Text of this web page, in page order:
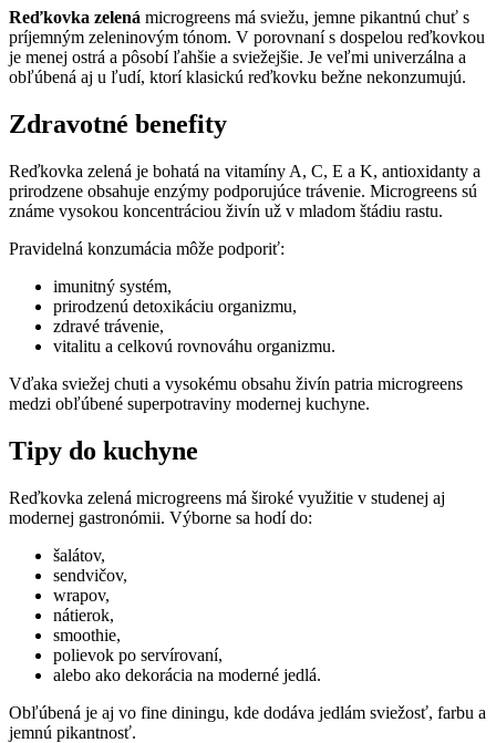
Reďkovka zelená microgreens má sviežu, jemne pikantnú chuť s
príjemným zeleninovým tónom. V porovnaní s dospelou reďkovkou
je menej ostrá a pôsobí ľahšie a sviežejšie. Je veľmi univerzálna a
obľúbená aj u ľudí, ktorí klasickú reďkovku bežne nekonzumujú.
Zdravotné benefity
Reďkovka zelená je bohatá na vitamíny A, C, E a K, antioxidanty a
prirodzene obsahuje enzýmy podporujúce trávenie. Microgreens sú
známe vysokou koncentráciou živín už v mladom štádiu rastu.
Pravidelná konzumácia môže podporiť:
imunitný systém,
prirodzenú detoxikáciu organizmu,
zdravé trávenie,
vitalitu a celkovú rovnováhu organizmu.
Vďaka sviežej chuti a vysokému obsahu živín patria microgreens
medzi obľúbené superpotraviny modernej kuchyne.
Tipy do kuchyne
Reďkovka zelená microgreens má široké využitie v studenej aj
modernej gastronómii. Výborne sa hodí do:
šalátov,
sendvičov,
wrapov,
nátierok,
smoothie,
polievok po servírovaní,
alebo ako dekorácia na moderné jedlá.
Obľúbená je aj vo fine diningu, kde dodáva jedlám sviežosť, farbu a
jemnú pikantnosť.